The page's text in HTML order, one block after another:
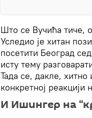
Што се Вучића тиче,
Уследио је хитан
посетити Београд
исту тему
Тада се, дакле,
конкретној реакцији
И Ишингер на